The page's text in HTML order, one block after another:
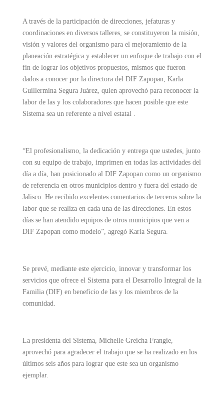
A través de la participación de direcciones, jefaturas y
coordinaciones en diversos talleres, se constituyeron la misión,
visión y valores del organismo para el mejoramiento de la
planeación estratégica y establecer un enfoque de trabajo con el
fin de lograr los objetivos propuestos, mismos que fueron
dados a conocer por la directora del DIF Zapopan, Karla
Guillermina Segura Juárez, quien aprovechó para reconocer la
labor de las y los colaboradores que hacen posible que este
Sistema sea un referente a nivel estatal .
“El profesionalismo, la dedicación y entrega que ustedes, junto
con su equipo de trabajo, imprimen en todas las actividades del
día a día, han posicionado al DIF Zapopan como un organismo
de referencia en otros municipios dentro y fuera del estado de
Jalisco. He recibido excelentes comentarios de terceros sobre la
labor que se realiza en cada una de las direcciones. En estos
días se han atendido equipos de otros municipios que ven a
DIF Zapopan como modelo”, agregó Karla Segura.
Se prevé, mediante este ejercicio, innovar y transformar los
servicios que ofrece el Sistema para el Desarrollo Integral de la
Familia (DIF) en beneficio de las y los miembros de la
comunidad.
La presidenta del Sistema, Michelle Greicha Frangie,
aprovechó para agradecer el trabajo que se ha realizado en los
últimos seis años para lograr que este sea un organismo
ejemplar.